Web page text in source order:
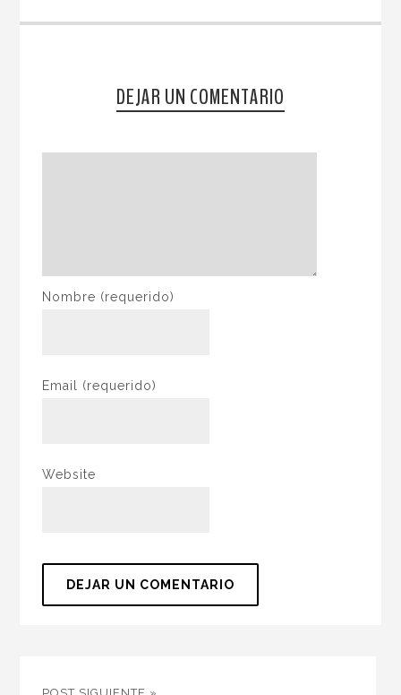
DEJAR UN COMENTARIO
Nombre (requerido)
Email (requerido)
Website